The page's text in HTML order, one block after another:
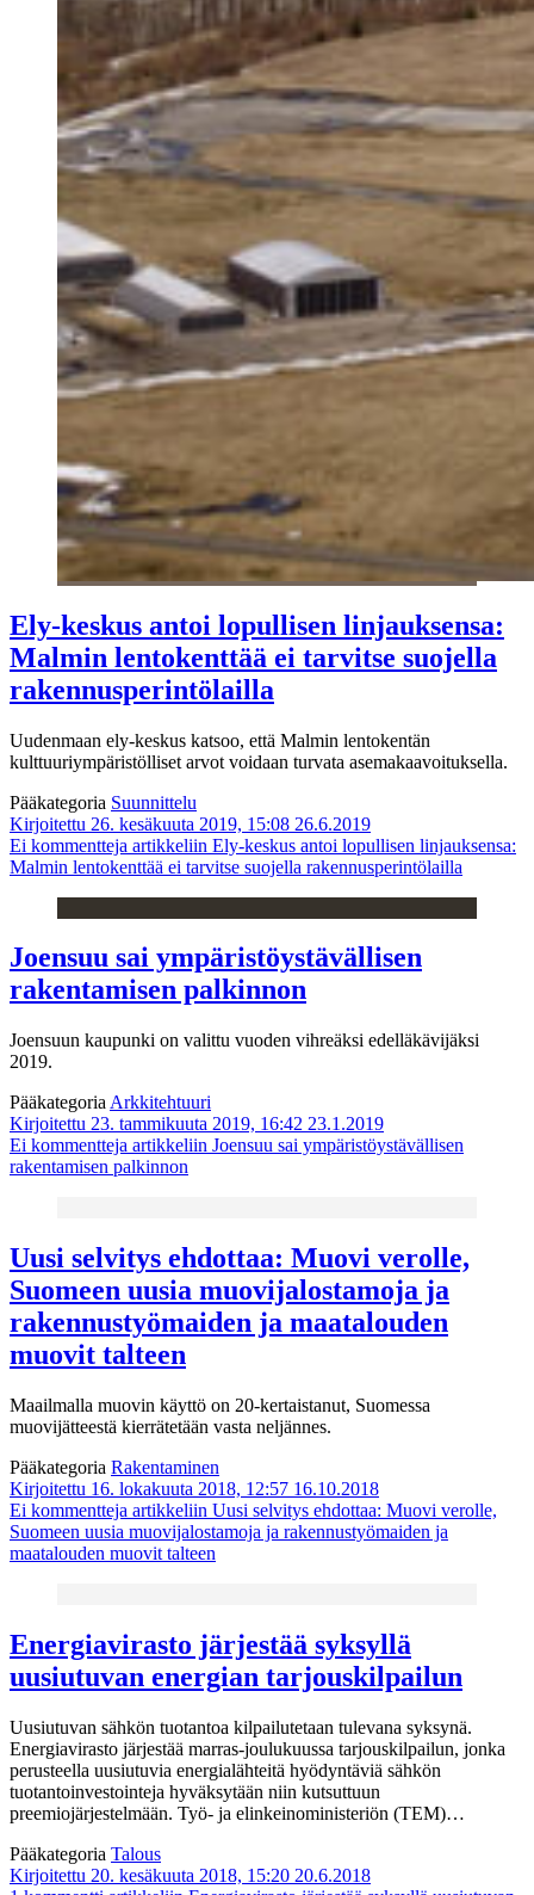
Ely-keskus antoi lopullisen linjauksensa:
Malmin lentokenttää ei tarvitse suojella
rakennusperintölailla
Uudenmaan ely-keskus katsoo, että Malmin lentokentän
kulttuuriympäristölliset arvot voidaan turvata asemakaavoituksella.
Pääkategoria Suunnittelu
Kirjoitettu 26. kesäkuuta 2019, 15:08 26.6.2019
Ei kommentteja artikkeliin Ely-keskus antoi lopullisen linjauksensa:
Malmin lentokenttää ei tarvitse suojella rakennusperintölailla
Joensuu sai ympäristöystävällisen
rakentamisen palkinnon
Joensuun kaupunki on valittu vuoden vihreäksi edelläkävijäksi
2019.
Pääkategoria Arkkitehtuuri
Kirjoitettu 23. tammikuuta 2019, 16:42 23.1.2019
Ei kommentteja artikkeliin Joensuu sai ympäristöystävällisen
rakentamisen palkinnon
Uusi selvitys ehdottaa: Muovi verolle,
Suomeen uusia muovijalostamoja ja
rakennustyömaiden ja maatalouden
muovit talteen
Maailmalla muovin käyttö on 20-kertaistanut, Suomessa
muovijätteestä kierrätetään vasta neljännes.
Pääkategoria Rakentaminen
Kirjoitettu 16. lokakuuta 2018, 12:57 16.10.2018
Ei kommentteja artikkeliin Uusi selvitys ehdottaa: Muovi verolle,
Suomeen uusia muovijalostamoja ja rakennustyömaiden ja
maatalouden muovit talteen
Energiavirasto järjestää syksyllä
uusiutuvan energian tarjouskilpailun
Uusiutuvan sähkön tuotantoa kilpailutetaan tulevana syksynä.
Energiavirasto järjestää marras-joulukuussa tarjouskilpailun, jonka
perusteella uusiutuvia energialähteitä hyödyntäviä sähkön
tuotantoinvestointeja hyväksytään niin kutsuttuun
preemiojärjestelmään. Työ- ja elinkeinoministeriön (TEM)…
Pääkategoria Talous
Kirjoitettu 20. kesäkuuta 2018, 15:20 20.6.2018